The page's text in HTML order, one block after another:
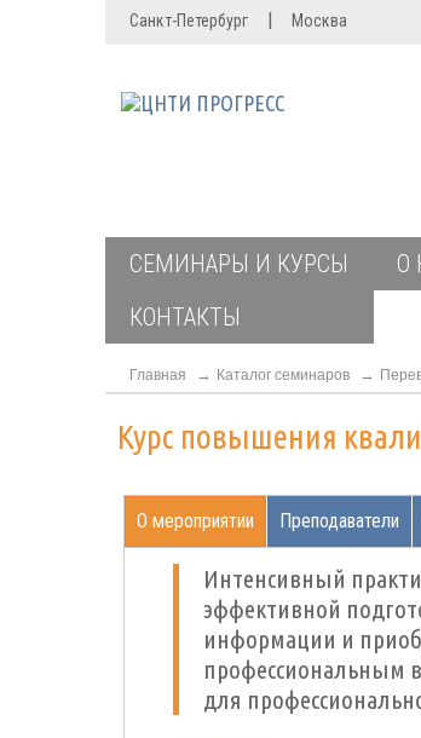
Санкт-Петербург | Москва
СЕМИНАРЫ И КУРСЫ О
КОНТАКТЫ
Главная Каталог семинаров
Курс повышения
О мероприятии Преподаватели
Интенсивный
эффективной
информации и
профессиональным
для